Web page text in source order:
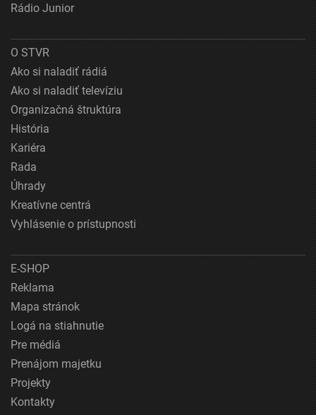
Rádio Junior
O STVR
Ako si naladiť rádiá
Ako si naladiť televíziu
Organizačná štruktúra
História
Kariéra
Rada
Úhrady
Kreatívne centrá
Vyhlásenie o prístupnosti
E-SHOP
Reklama
Mapa stránok
Logá na stiahnutie
Pre médiá
Prenájom majetku
Projekty
Kontakty